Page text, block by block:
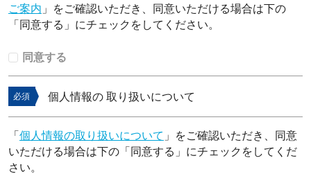
ご案内 」をご確認いただき、同意いただける場合は下の
「同意する」にチェックをしてください。
同意する
必須 個人情報の 取り扱いについて
「 個人情報の取り扱いについて 」をご確認いただき、同意
いただける場合は下の「同意する」にチェックをしてくだ
さい。